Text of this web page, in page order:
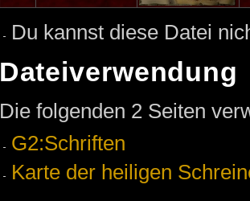
Du kannst diese Datei
Dateiverwendung
Die folgenden 2 Seiten
G2:Schriften
Karte der heiligen